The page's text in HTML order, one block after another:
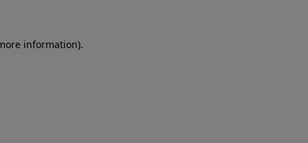
information).